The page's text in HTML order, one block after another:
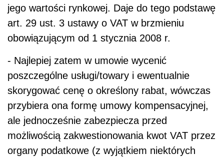
jego wartości rynkowej. Daje do tego podstawę
art. 29 ust. 3 ustawy o VAT w brzmieniu
obowiązującym od 1 stycznia 2008 r.
- Najlepiej zatem w umowie wycenić
poszczególne usługi/towary i ewentualnie
skorygować cenę o określony rabat, wówczas
przybiera ona formę umowy kompensacyjnej,
ale jednocześnie zabezpiecza przed
możliwością zakwestionowania kwot VAT przez
organy podatkowe (z wyjątkiem niektórych